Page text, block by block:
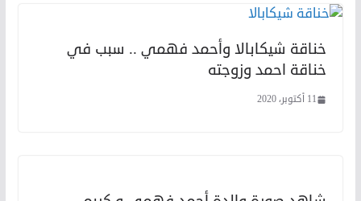
خناقة شيكابالا وأحمد فهمي .. سبب في
خناقة احمد وزوجته
11 أكتوبر، 2020